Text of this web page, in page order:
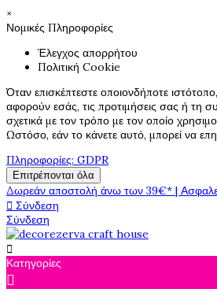
×
Νομικές Πληροφορίες
Έλεγχος απορρήτου
Πολιτική Cookie
Όταν επισκέπτεστε οποιονδήποτε
αφορούν εσάς, τις προτιμήσεις σας ή τη
σχετικά με τον τρόπο με τον οποίο
Ωστόσο, εάν το κάνετε αυτό, μπορεί να
Πληροφορίες: GDPR
Επιτρέπονται όλα
Δωρεάν αποστολή άνω των 39€* |
 Σύνδεση
Σύνδεση

Κατηγορίες
